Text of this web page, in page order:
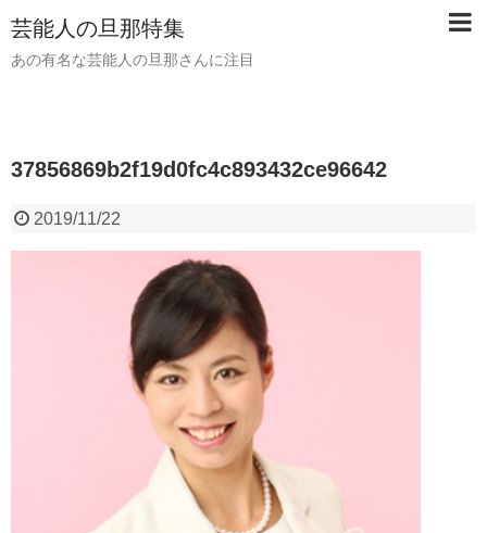
芸能人の旦那特集
あの有名な芸能人の旦那さんに注目
37856869b2f19d0fc4c893432ce96642
2019/11/22